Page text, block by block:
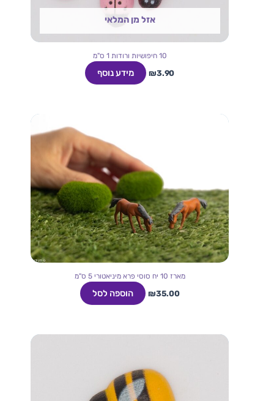
אזל מן המלאי
10 חיפושיות ורודות 1 ס"מ
₪3.90 מידע נוסף
מארז 10 יח סוסי פרא מיניאטורי 5 ס"מ
₪35.00 הוספה לסל